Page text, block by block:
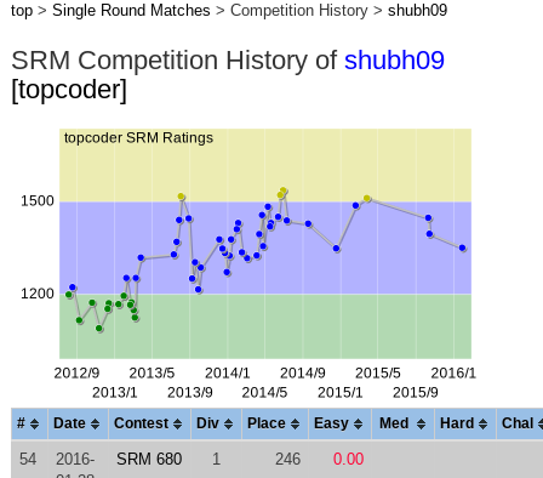
top> Single Round Matches > Competition History > shubh09
SRM Competition History of shubh09
[topcoder]
# Date Contest Div Place Easy Med Hard Chal
54
2016-
SRM 680 1 246 0.00